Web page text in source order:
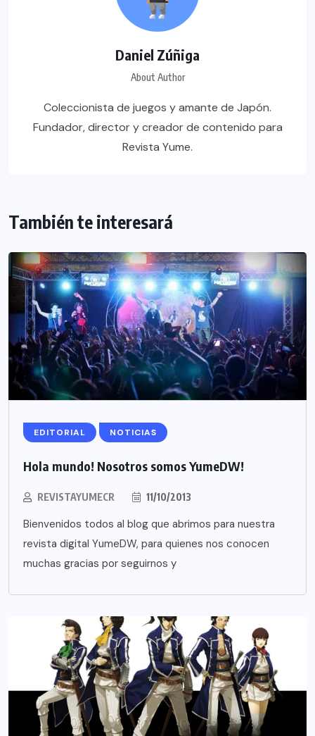
Daniel Zúñiga
About Author
Coleccionista de juegos y amante de Japón.
Fundador, director y creador de contenido para
Revista Yume.
También te interesará
EDITORIAL NOTICIAS
Hola mundo! Nosotros somos YumeDW!
REVISTAYUMECR 11/10/2013
Bienvenidos todos al blog que abrimos para nuestra
revista digital YumeDW, para quienes nos conocen
muchas gracias por seguirnos y